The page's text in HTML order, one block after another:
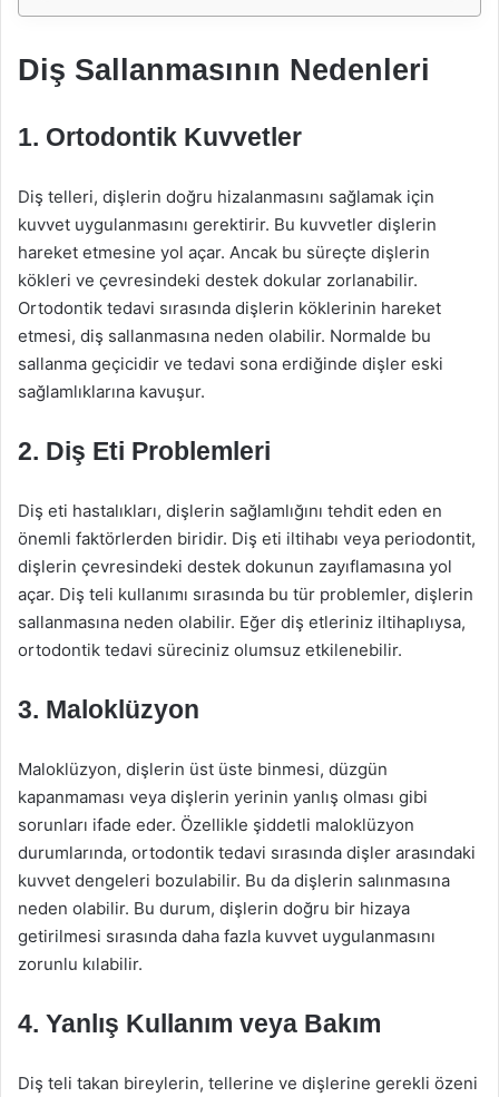
Diş Sallanmasının Nedenleri
1. Ortodontik Kuvvetler
Diş telleri, dişlerin doğru hizalanmasını sağlamak için
kuvvet uygulanmasını gerektirir. Bu kuvvetler dişlerin
hareket etmesine yol açar. Ancak bu süreçte dişlerin
kökleri ve çevresindeki destek dokular zorlanabilir.
Ortodontik tedavi sırasında dişlerin köklerinin hareket
etmesi, diş sallanmasına neden olabilir. Normalde bu
sallanma geçicidir ve tedavi sona erdiğinde dişler eski
sağlamlıklarına kavuşur.
2. Diş Eti Problemleri
Diş eti hastalıkları, dişlerin sağlamlığını tehdit eden en
önemli faktörlerden biridir. Diş eti iltihabı veya periodontit,
dişlerin çevresindeki destek dokunun zayıflamasına yol
açar. Diş teli kullanımı sırasında bu tür problemler, dişlerin
sallanmasına neden olabilir. Eğer diş etleriniz iltihaplıysa,
ortodontik tedavi süreciniz olumsuz etkilenebilir.
3. Maloklüzyon
Maloklüzyon, dişlerin üst üste binmesi, düzgün
kapanmaması veya dişlerin yerinin yanlış olması gibi
sorunları ifade eder. Özellikle şiddetli maloklüzyon
durumlarında, ortodontik tedavi sırasında dişler arasındaki
kuvvet dengeleri bozulabilir. Bu da dişlerin salınmasına
neden olabilir. Bu durum, dişlerin doğru bir hizaya
getirilmesi sırasında daha fazla kuvvet uygulanmasını
zorunlu kılabilir.
4. Yanlış Kullanım veya Bakım
Diş teli takan bireylerin, tellerine ve dişlerine gerekli özeni